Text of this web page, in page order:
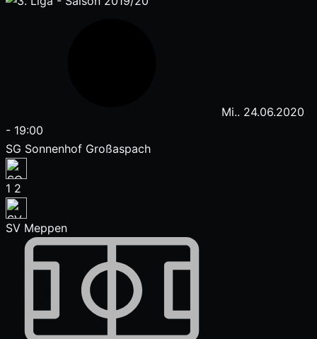
Mi.. 24.06.2020
- 19:00
SG Sonnenhof Großaspach
1 2
SV Meppen